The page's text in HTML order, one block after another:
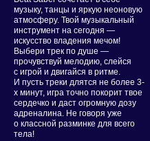
музыку, танцы и яркую неоновую
атмосферу. Твой музыкальный
инструмент на сегодня —
искусство владения мечом!
Выбери трек по душе —
прочувствуй мелодию, слейся
с игрой и двигайся в ритме.
И пусть треки длятся не более 3-
х минут, игра точно покорит твое
сердечко и даст огромную дозу
адреналина. Не говоря уже
о классной разминке для всего
тела!